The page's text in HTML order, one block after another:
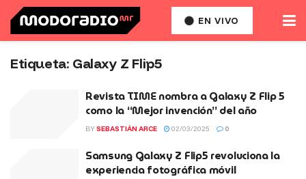
EN VIVO
Etiqueta: Galaxy Z Flip5
Revista TIME nombra a Galaxy Z Flip 5
como la “Mejor invención” del año
BY SEBASTIÁN ARCE 02/03/2025 0
Samsung Galaxy Z Flip5 revoluciona la
experiencia fotográfica móvil